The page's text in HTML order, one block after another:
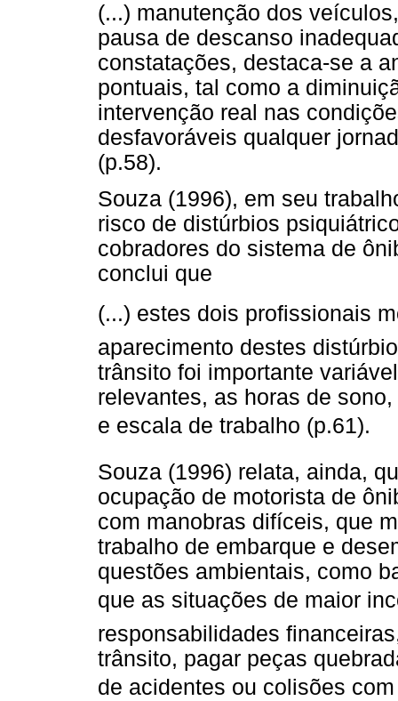
(...) manutenção dos
pausa de descanso
constatações, destaca-se a
pontuais, tal como a
intervenção real nas
desfavoráveis qualquer
(p.58).
Souza (1996), em seu
risco de distúrbios
cobradores do sistema de
conclui que
(...) estes dois profissionais
aparecimento destes
trânsito foi importante
relevantes, as horas de
e escala de trabalho (p.61).
Souza (1996) relata, ainda,
ocupação de motorista de
com manobras difíceis, que
trabalho de embarque e
questões ambientais, como
que as situações de maior
responsabilidades
trânsito, pagar peças
de acidentes ou colisões